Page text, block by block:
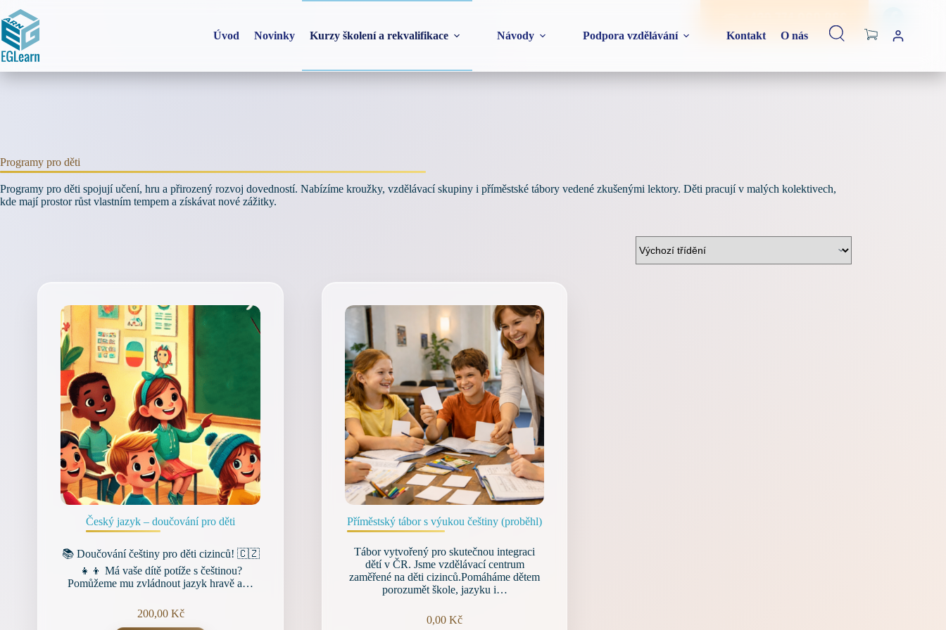
to
content
Úvod Novinky Kurzy školení a rekvalifikace Návody Podpora vzdělávání Kontakt O nás
Shopping
Programy pro děti
Programy pro děti spojují učení, hru a přirozený rozvoj dovedností. Nabízíme kroužky, vzdělávací skupiny i příměstské tábory vedené zkušenými lektory. Děti pracují v malých kolektivech,
kde mají prostor růst vlastním tempem a získávat nové zážitky.
Český jazyk – doučování pro děti
📚 Doučování češtiny pro děti cizinců! 🇨🇿
👧👦 Má vaše dítě potíže s češtinou?
Pomůžeme mu zvládnout jazyk hravě a…
200,00 Kč
Příměstský tábor s výukou češtiny (proběhl)
Tábor vytvořený pro skutečnou integraci
dětí v ČR. Jsme vzdělávací centrum
zaměřené na děti cizinců.Pomáháme dětem
porozumět škole, jazyku i…
0,00 Kč